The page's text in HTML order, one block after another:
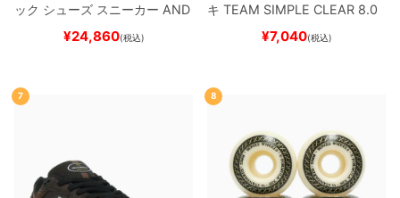
ック シューズ スニーカー AND
REW REYNOLDS 933
BLACK/NAVYスケートボ
¥24,860(税込)
キ TEAM SIMPLE CLEAR 8.0
ブランク（DSM）
ード スケボー
¥7,040(税込)
7 8